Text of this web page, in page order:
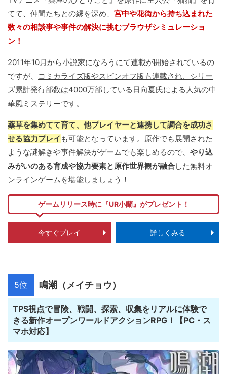
てて、仲間たちとの縁を深め、 宮中や花街から持ち込まれた
数々の相談事や事件の解決に挑むブラウザシミュレーショ
ン！
2011年10月から小説家になろうにて連載が開始されているの
ですが、
コミカライズ版やスピンオフ版も連載され、シリー
ズ累計発行部数は4000万部 している日向夏氏による人気の中
華風ミステリーです。
薬草を集めてて育て、他プレイヤーと連携して調合を成功さ
せる協力プレイ も可能となっています。原作でも展開された
ような謎解きや事件解決がゲームでも楽しめるので、 やり込
みがいのある育成や協力要素と原作世界観が融合した無料オ
ンラインゲームを堪能しましょう！
ゲームリリース時に『UR小蘭』がプレゼント！
今すぐプレイ 詳しくみる
5位 鳴潮（メイチョウ）
TPS視点で冒険、戦闘、探索、収集をリアルに体験で
きる新作オープンワールドアクションRPG！【PC・ス
マホ対応】